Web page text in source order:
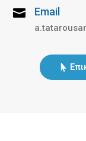
 Email